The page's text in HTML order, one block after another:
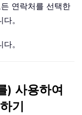
연락처를 선택한
。
。
) 사용하여
기